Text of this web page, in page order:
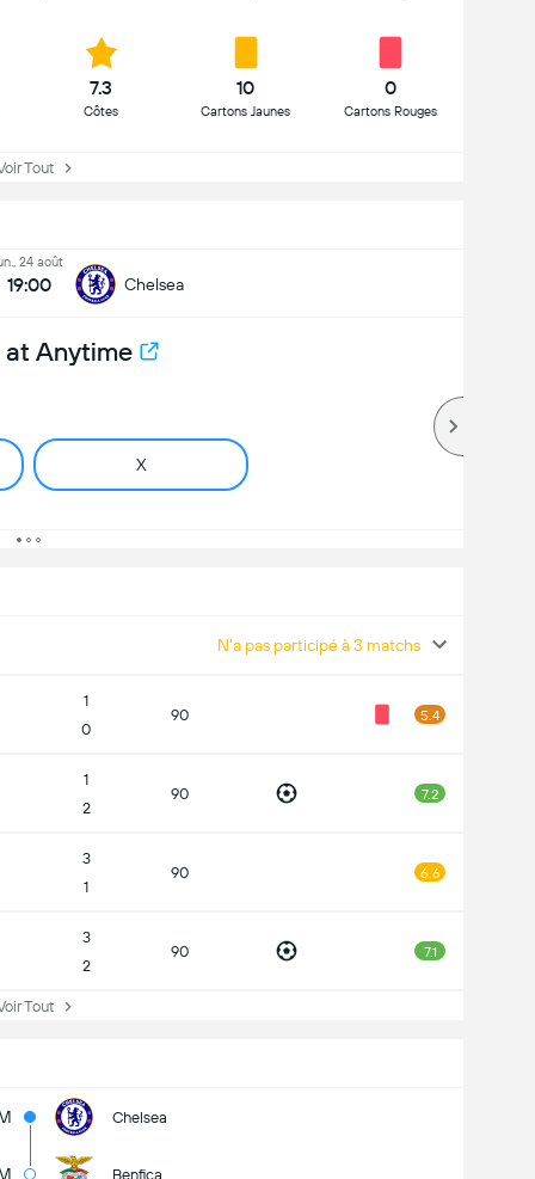
7.3
Côtes
10
Cartons Jaunes
0
Cartons Rouges
Tout
24 août
19:00 Chelsea
at Anytime
X
N'a pas participé à 3 matchs
1
0
90 5.4
1
2
90 7.2
3
1
90 6.6
3
2
90 7.1
Tout
Chelsea
Benfica